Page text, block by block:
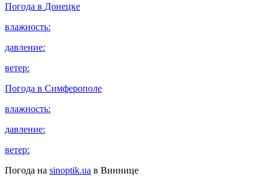
Погода в Донецке
влажность:
давление:
ветер:
Погода в Симферополе
влажность:
давление:
ветер:
Погода на sinoptik.ua в Виннице